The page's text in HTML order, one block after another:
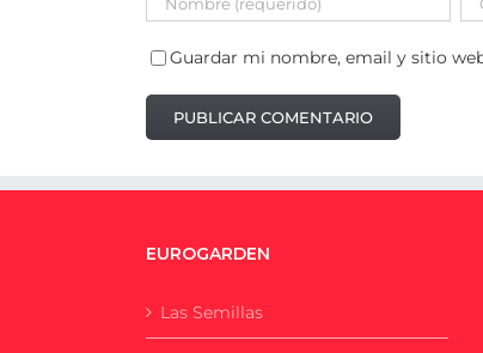
Guardar mi nombre, email y sitio
EUROGARDEN
Las Semillas